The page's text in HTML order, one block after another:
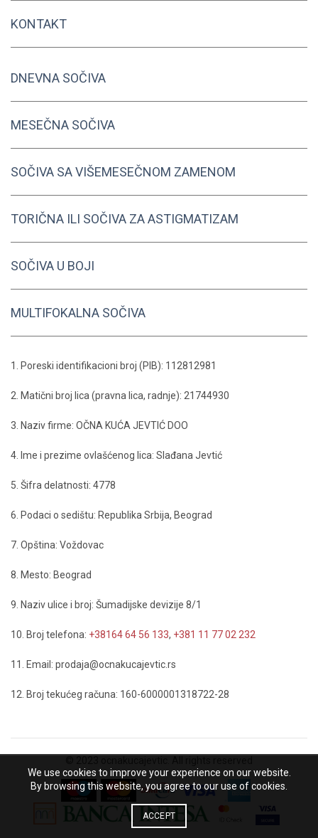
KONTAKT
DNEVNA SOČIVA
MESEČNA SOČIVA
SOČIVA SA VIŠEMESEČNOM ZAMENOM
TORIČNA ILI SOČIVA ZA ASTIGMATIZAM
SOČIVA U BOJI
MULTIFOKALNA SOČIVA
1. Poreski identifikacioni broj (PIB): 112812981
2. Matični broj lica (pravna lica, radnje): 21744930
3. Naziv firme: OČNA KUĆA JEVTIĆ DOO
4. Ime i prezime ovlašćenog lica: Slađana Jevtić
5. Šifra delatnosti: 4778
6. Podaci o sedištu: Republika Srbija, Beograd
7. Opština: Voždovac
8. Mesto: Beograd
9. Naziv ulice i broj: Šumadijske devizije 8/1
10. Broj telefona: +38164 64 56 133, +381 11 77 02 232
11. Email: prodaja@ocnakucajevtic.rs
12. Broj tekućeg računa: 160-6000001318722-28
We use cookies to improve your experience on our website.
By browsing this website, you agree to our use of cookies.
ACCEPT